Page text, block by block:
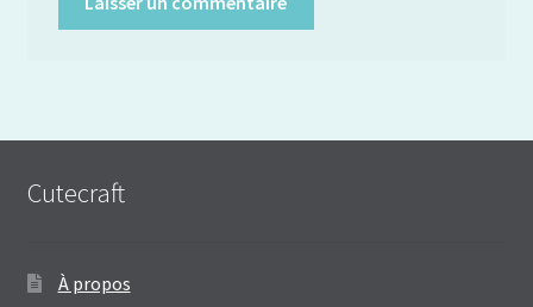
Cutecraft
À propos